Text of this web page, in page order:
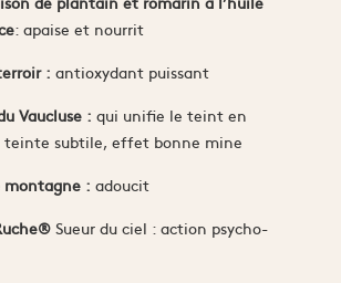
: apaise et nourrit
: antioxydant puissant
Vaucluse : qui unifie le teint en
teinte subtile, effet bonne mine
montagne : adoucit
Sueur du ciel : action psycho-